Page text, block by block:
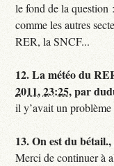
le fond de la question
comme les autres
RER, la SNCF...
12.La météo du
2011, 23:25,par
il y’avait un
13.On est du bétail.,
Merci de continuer à